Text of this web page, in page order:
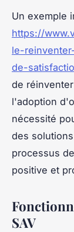
Un exemple
https://
le-
de-
de
l'adoption
nécessité
des
processus
positive et
SAV